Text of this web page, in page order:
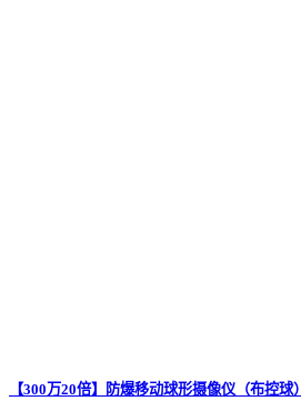
【300万20倍】防爆移动球形摄像仪（布控球）